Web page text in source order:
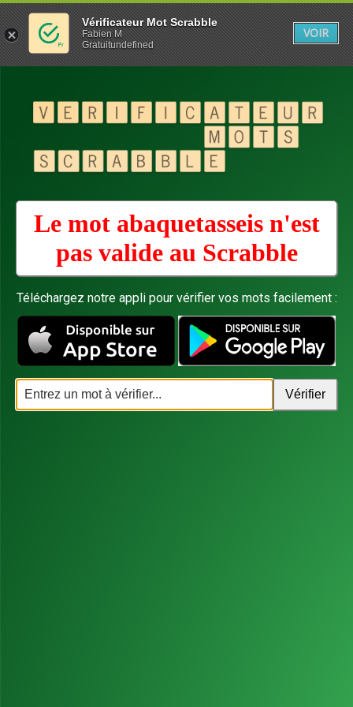
Le mot abaquetasseis n'est
pas valide au Scrabble
Téléchargez notre appli pour vérifier vos mots facilement :
Vérificateur Mot Scrabble
Fabien M
Gratuitundefined
VOIR